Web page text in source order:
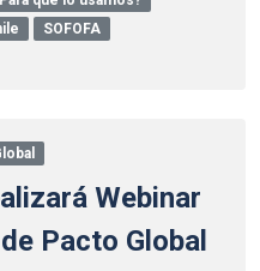
SOFOFA
Webinar
Pacto Global